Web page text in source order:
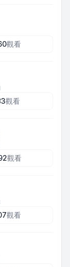
觀看
觀看
觀看
觀看